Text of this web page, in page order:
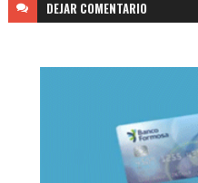
DEJAR COMENTARIO